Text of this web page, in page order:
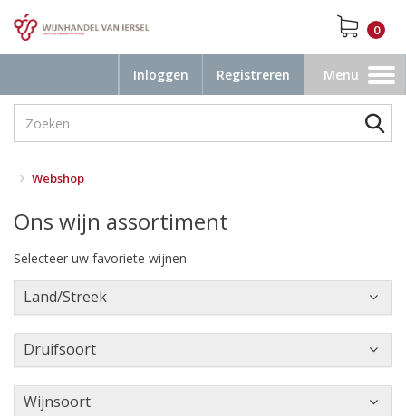
0
Inloggen Registreren
Toggle
navigation
Menu
Webshop
Ons wijn assortiment
Selecteer uw favoriete wijnen
Land/Streek
Druifsoort
Wijnsoort